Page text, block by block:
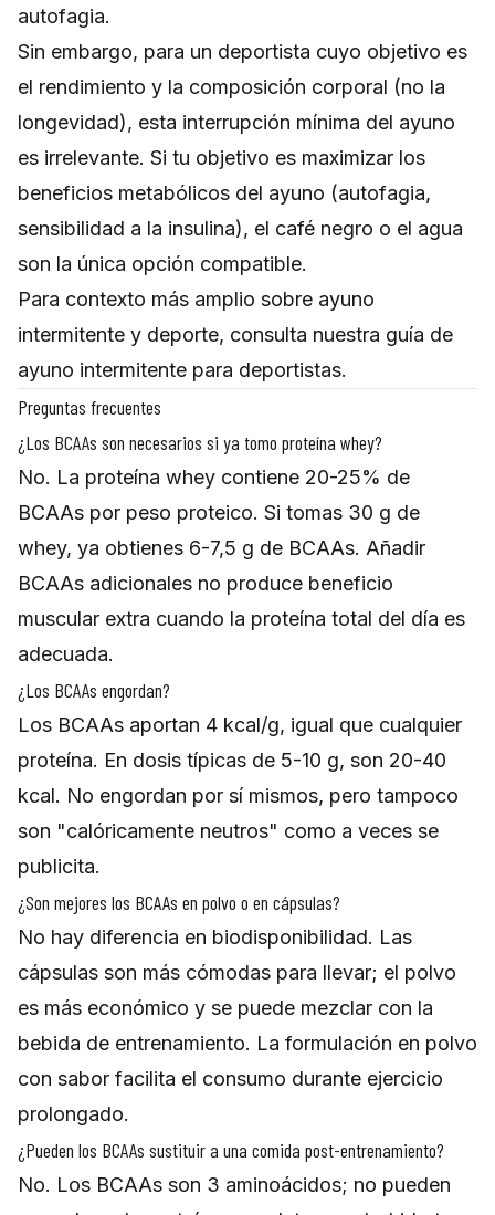
autofagia.
Sin embargo, para un deportista cuyo objetivo es
el rendimiento y la composición corporal (no la
longevidad), esta interrupción mínima del ayuno
es irrelevante. Si tu objetivo es maximizar los
beneficios metabólicos del ayuno (autofagia,
sensibilidad a la insulina), el café negro o el agua
son la única opción compatible.
Para contexto más amplio sobre ayuno
intermitente y deporte, consulta nuestra guía de
ayuno intermitente para deportistas.
Preguntas frecuentes
¿Los BCAAs son necesarios si ya tomo proteína whey?
No. La proteína whey contiene 20-25% de
BCAAs por peso proteico. Si tomas 30 g de
whey, ya obtienes 6-7,5 g de BCAAs. Añadir
BCAAs adicionales no produce beneficio
muscular extra cuando la proteína total del día es
adecuada.
¿Los BCAAs engordan?
Los BCAAs aportan 4 kcal/g, igual que cualquier
proteína. En dosis típicas de 5-10 g, son 20-40
kcal. No engordan por sí mismos, pero tampoco
son "calóricamente neutros" como a veces se
publicita.
¿Son mejores los BCAAs en polvo o en cápsulas?
No hay diferencia en biodisponibilidad. Las
cápsulas son más cómodas para llevar; el polvo
es más económico y se puede mezclar con la
bebida de entrenamiento. La formulación en polvo
con sabor facilita el consumo durante ejercicio
prolongado.
¿Pueden los BCAAs sustituir a una comida post-entrenamiento?
No. Los BCAAs son 3 aminoácidos; no pueden